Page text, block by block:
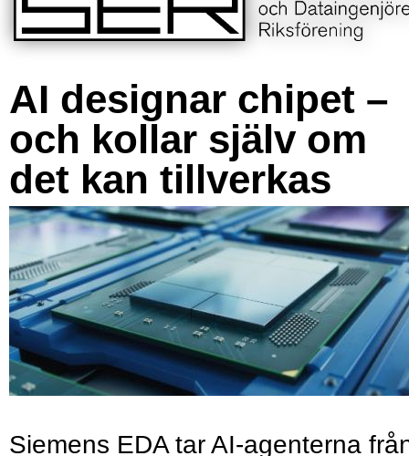
AI designar chipet –
och kollar själv om
det kan tillverkas
Siemens EDA tar AI-agenterna